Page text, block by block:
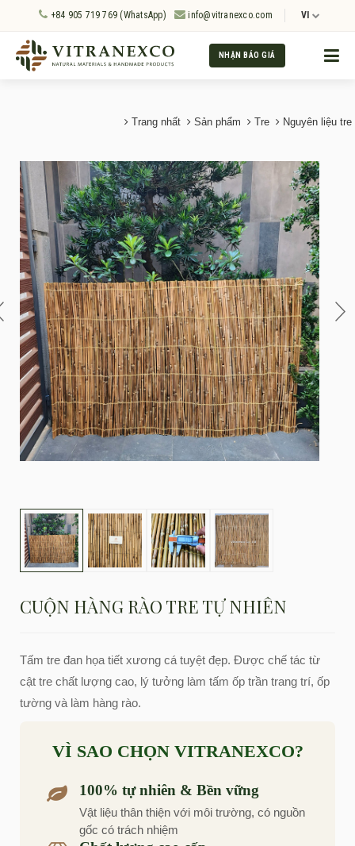
+84 905 719 769 (WhatsApp) info@vitranexco.com VI
NHẬN BÁO GIÁ
Trang nhất Sản phẩm Tre Nguyên liệu tre
CUỘN HÀNG RÀO TRE TỰ NHIÊN
Tấm tre đan họa tiết xương cá tuyệt đẹp. Được chế tác từ
cật tre chất lượng cao, lý tưởng làm tấm ốp trần trang trí, ốp
tường và làm hàng rào.
VÌ SAO CHỌN VITRANEXCO?
100% tự nhiên & Bền vững
Vật liệu thân thiện với môi trường, có nguồn
gốc có trách nhiệm